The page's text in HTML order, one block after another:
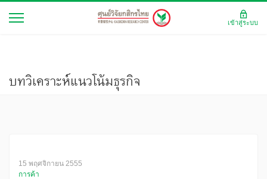
บทวิเคราะห์แนวโน้มธุรกิจ
15 พฤศจิกายน 2555
การค้า
เข้าสู่ระบบ